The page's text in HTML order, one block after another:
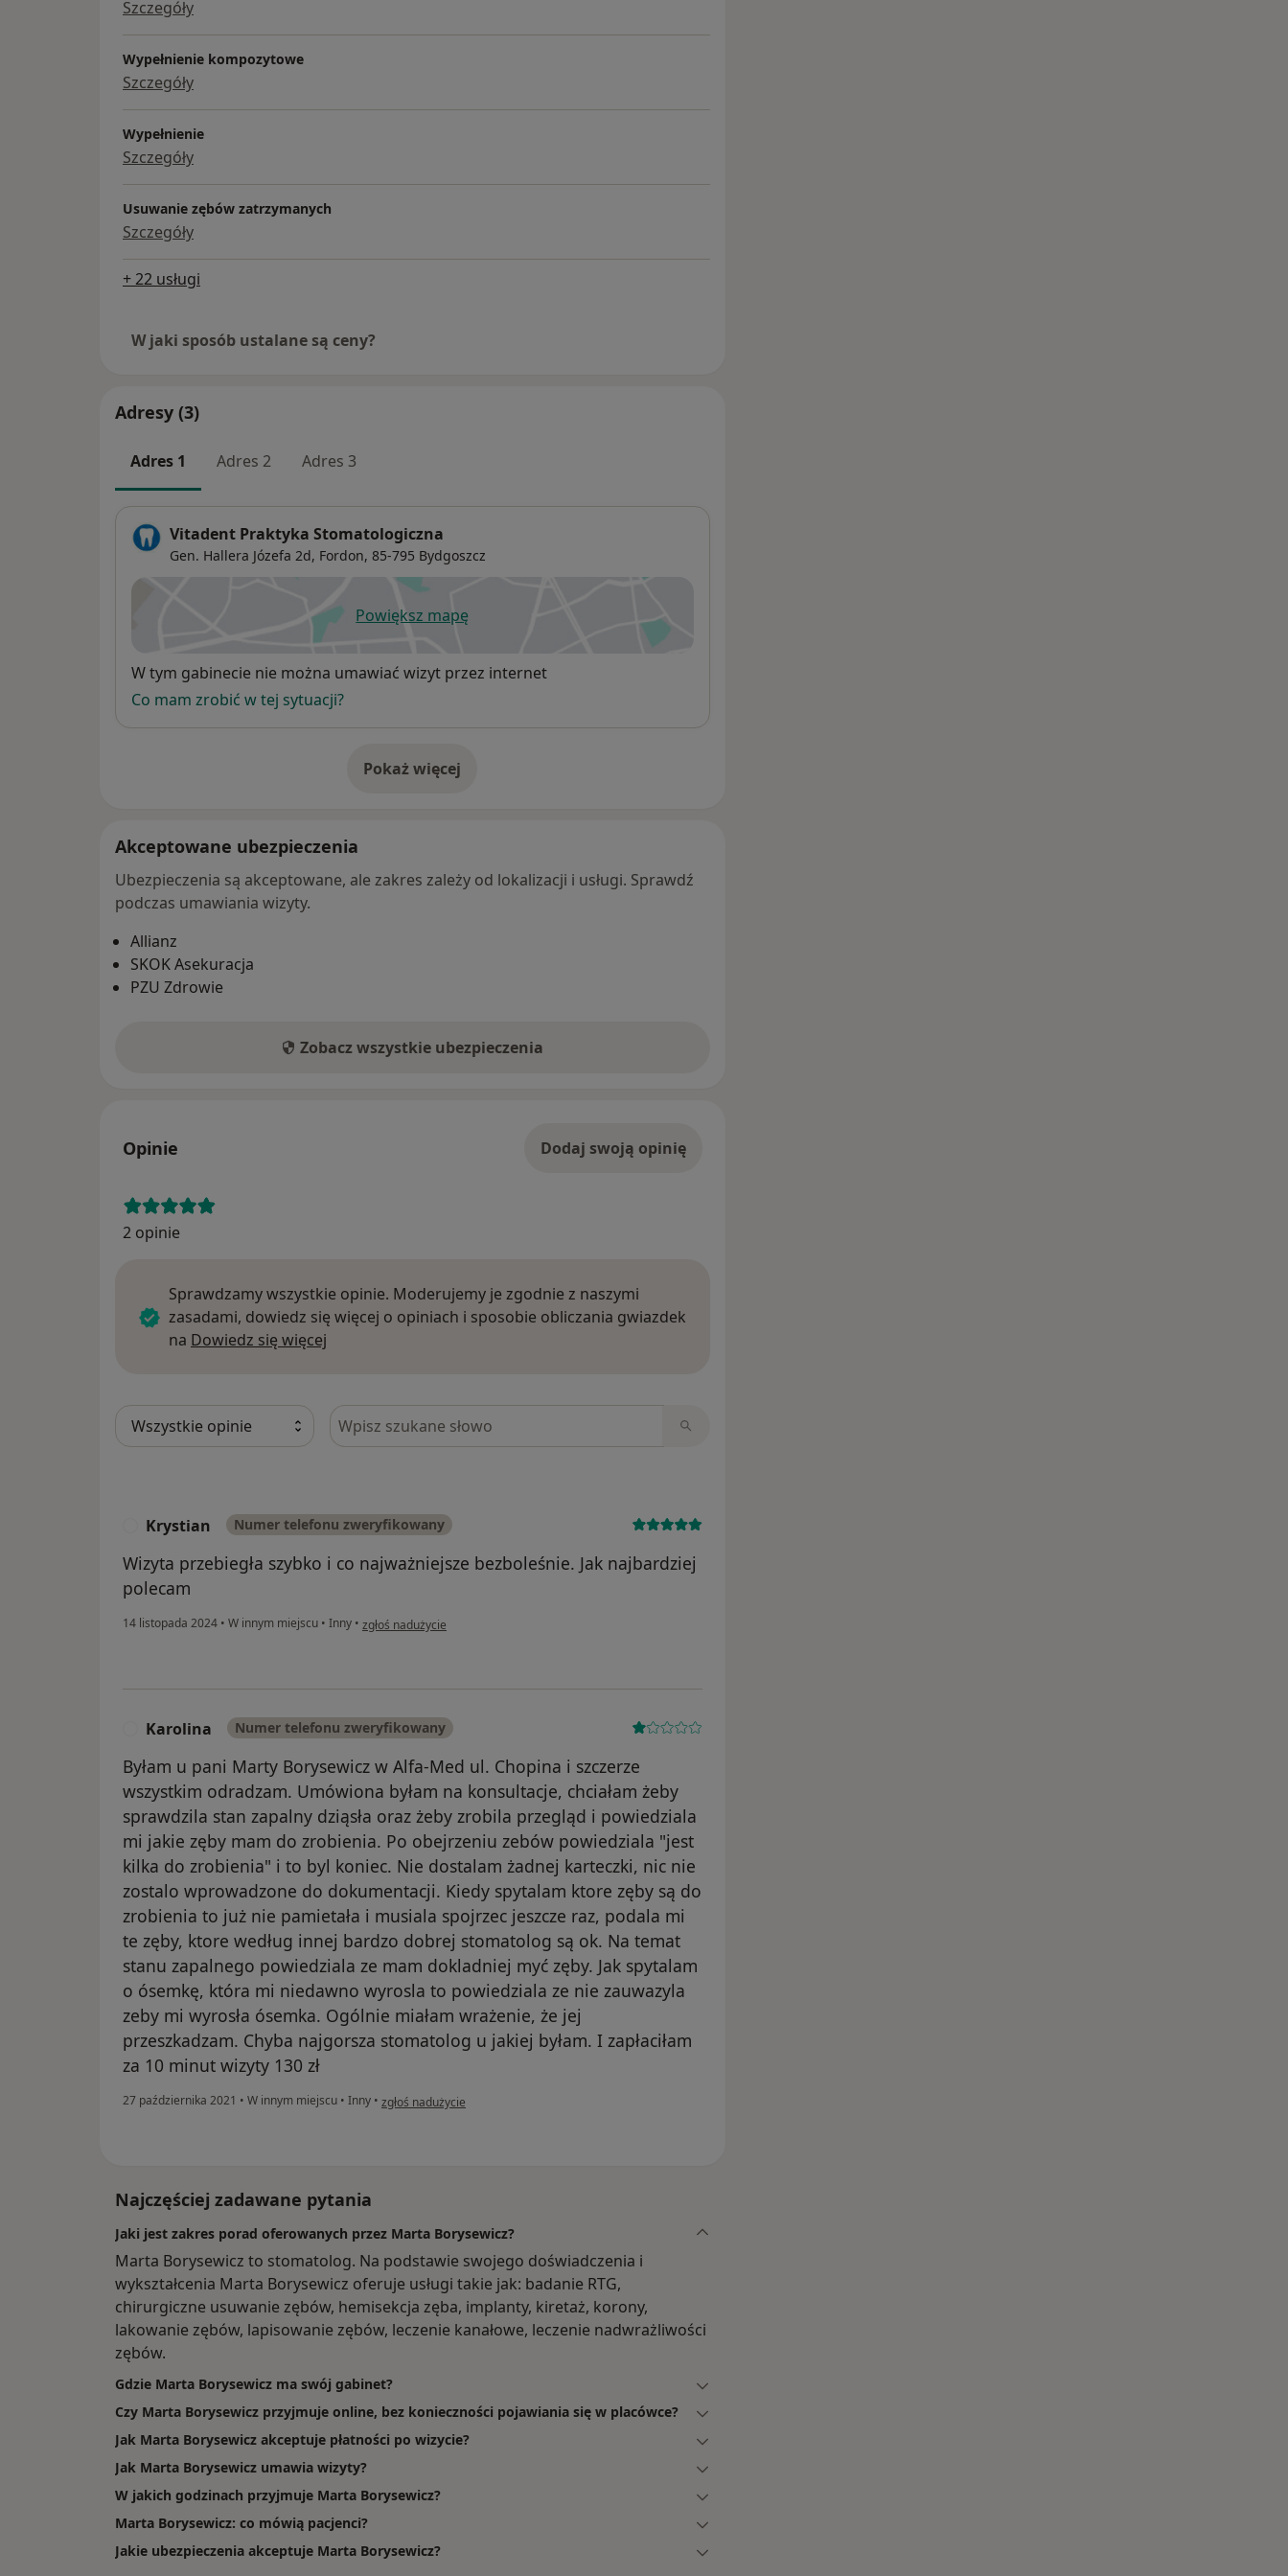
Szczegóły
Wypełnienie kompozytowe
Szczegóły
Wypełnienie
Szczegóły
Usuwanie zębów zatrzymanych
Szczegóły
+ 22 usługi
W jaki sposób ustalane są ceny?
Adresy (3)
Adres 1 Adres 2 Adres 3
Vitadent Praktyka Stomatologiczna
Gen. Hallera Józefa 2d, Fordon, 85-795 Bydgoszcz
Powiększ mapęotwiera się w nowej karcie
Dostępność
W tym gabinecie nie można umawiać wizyt przez internet
Co mam zrobić w tej sytuacji?
Pokaż więcej
o adresie
Akceptowane ubezpieczenia
Ubezpieczenia są akceptowane, ale zakres zależy od lokalizacji i usługi. Sprawdź
podczas umawiania wizyty.
Allianz
SKOK Asekuracja
PZU Zdrowie
Zobacz wszystkie ubezpieczenia
Opinie Dodaj swoją opinię
2 opinie
Sprawdzamy wszystkie opinie. Moderujemy je zgodnie z naszymi
zasadami, dowiedz się więcej o opiniach i sposobie obliczania gwiazdek
na Dowiedz się więcej
Szukaj w opiniach
Krystian Numer telefonu zweryfikowany
Wizyta przebiegła szybko i co najważniejsze bezboleśnie. Jak najbardziej
polecam
14 listopada 2024 • W innym miejscu • Inny • w opinii użytkownika Krystian
zgłoś nadużycie
Karolina Numer telefonu zweryfikowany
Byłam u pani Marty Borysewicz w Alfa-Med ul. Chopina i szczerze
wszystkim odradzam. Umówiona byłam na konsultacje, chciałam żeby
sprawdzila stan zapalny dziąsła oraz żeby zrobila przegląd i powiedziala
mi jakie zęby mam do zrobienia. Po obejrzeniu zebów powiedziala "jest
kilka do zrobienia" i to byl koniec. Nie dostalam żadnej karteczki, nic nie
zostalo wprowadzone do dokumentacji. Kiedy spytalam ktore zęby są do
zrobienia to już nie pamietała i musiala spojrzec jeszcze raz, podala mi
te zęby, ktore według innej bardzo dobrej stomatolog są ok. Na temat
stanu zapalnego powiedziala ze mam dokladniej myć zęby. Jak spytalam
o ósemkę, która mi niedawno wyrosla to powiedziala ze nie zauwazyla
zeby mi wyrosła ósemka. Ogólnie miałam wrażenie, że jej
przeszkadzam. Chyba najgorsza stomatolog u jakiej byłam. I zapłaciłam
za 10 minut wizyty 130 zł
27 października 2021 • W innym miejscu • Inny • w opinii użytkownika Karolina
zgłoś nadużycie
Najczęściej zadawane pytania
Jaki jest zakres porad oferowanych przez Marta Borysewicz?
Marta Borysewicz to stomatolog. Na podstawie swojego doświadczenia i
wykształcenia Marta Borysewicz oferuje usługi takie jak: badanie RTG,
chirurgiczne usuwanie zębów, hemisekcja zęba, implanty, kiretaż, korony,
lakowanie zębów, lapisowanie zębów, leczenie kanałowe, leczenie nadwrażliwości
zębów.
Gdzie Marta Borysewicz ma swój gabinet?
Czy Marta Borysewicz przyjmuje online, bez konieczności pojawiania się w placówce?
Jak Marta Borysewicz akceptuje płatności po wizycie?
Jak Marta Borysewicz umawia wizyty?
W jakich godzinach przyjmuje Marta Borysewicz?
Marta Borysewicz: co mówią pacjenci?
Jakie ubezpieczenia akceptuje Marta Borysewicz?